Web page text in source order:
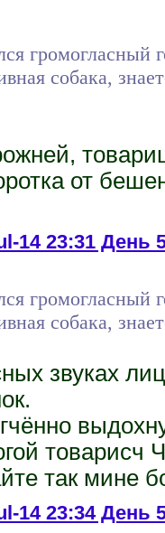
собака,
от
14 23:31 День
собака,
звуках
так мине
14 23:34 День